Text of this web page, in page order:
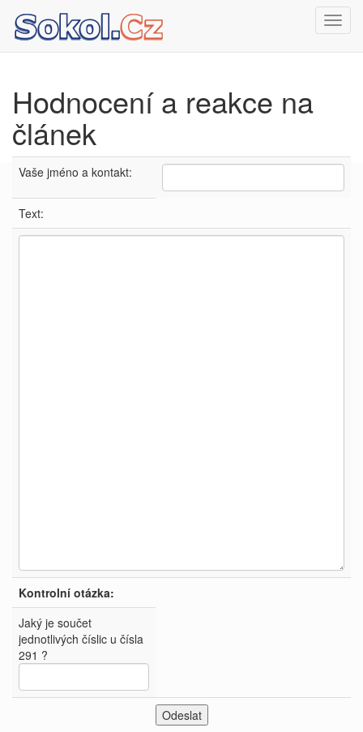
Hodnocení a reakce na
článek
Vaše jméno a kontakt:
Text:
Kontrolní otázka:
Jaký je součet
jednotlivých číslic u čísla
291 ?